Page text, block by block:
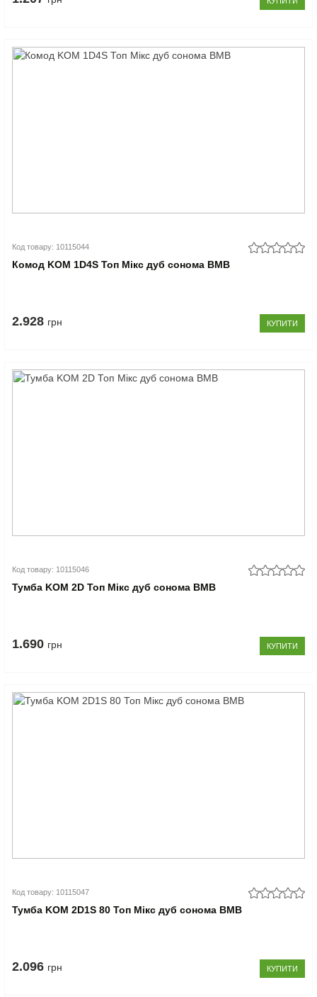
Код товару: 10115044
Комод KOM 1D4S Топ Мікс дуб сонома ВМВ
2.928 грн КУПИТИ
Код товару: 10115046
Тумба KOM 2D Топ Мікс дуб сонома ВМВ
1.690 грн КУПИТИ
Код товару: 10115047
Тумба KOM 2D1S 80 Топ Мікс дуб сонома ВМВ
2.096 грн КУПИТИ